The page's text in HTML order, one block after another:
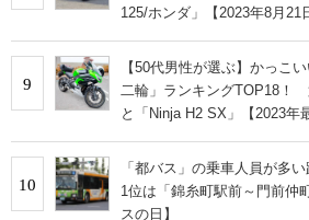
125/ホンダ」【2023年8月21
9
【50代男性が選ぶ】かっこ
二輪」ランキングTOP18！
と「Ninja H2 SX」【2023年
10
「都バス」の乗車人員が多
1位は「錦糸町駅前～門前仲
スの日】